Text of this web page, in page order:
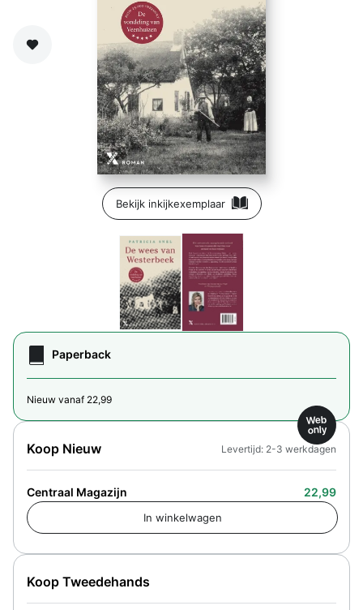
Zet op verlanglijst
Bekijk inkijkexemplaar
Paperback
Nieuw vanaf 22,99
Koop Tweedehands
Koop Nieuw
Web
only
Centraal Magazijn 22,99
Levertijd: 2-3 werkdagen